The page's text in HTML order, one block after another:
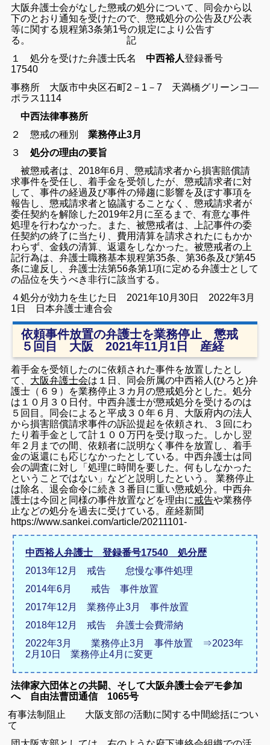
大阪弁護士会がなした懲戒の処分について、同会から以
下のとおり通知を受けたので、懲戒処分の公告及び公表
等に関する規程第3条第1号の規定により公告す
る。 記
１ 処分を受けた弁護士氏名 中西裕人登録番号
17540
事務所 大阪市中央区石町2－1－7 天満橋グリーンコ―
ポラス1114
中西法律事務所
２ 懲戒の種別業務停止3月
３処分の理由の要旨
被懲戒者は、2018年6月、懲戒請求者から損害賠償請
求事件を受任し、着手金を受領したが、懲戒請求者に対
して、事件の経過及び事件の帰趨に影響を及ぼす事項を
報告し、懲戒請求者と協議することなく、懲戒請求者が
委任契約を解除した2019年2月に至るまで、有意な事件
処理を行わなかった。また、被懲戒者は、上記事件の委
任契約の終了に当たり、費用清算を請求されたにもかか
わらず、金銭の清算、返還をしなかった。被懲戒者の上
記行為は、弁護士職務基本規程第35条、第36条及び第45
条に違反し、弁護士法第56条第1項に定める弁護士として
の品位を失うべき非行に該当する。
４処分が効力を生じた日 2021年10月30日 2022年3月
1日 日本弁護士連合会
依頼事件放置の弁護士を業務停止 懲戒
５回目 大阪 2021年11月1日 産経
着手金を受領したのに依頼された事件を放置したとし
て、 大阪弁護士会は１日、同会所属の中西裕人(ひろと)弁
護士（６９）を業務停止３カ月の懲戒処分とした。処分
は１０月３０日付。中西弁護士が懲戒処分を受けるのは
５回目。同会によると平成３０年６月、大阪府内の法人
から損害賠償請求事件の訴訟提起を依頼され、３回にわ
たり着手金として計１００万円を受け取った。しかし翌
年２月までの間、依頼者に説明なく事件を放置し、着手
金の返還にも応じなかったとしている。中西弁護士は同
会の調査に対し「処理に時間を要した。何もしなかった
ということではない」などと説明したという。 業務停止
は除名、退会命令に続き３番目に重い懲戒処分。中西弁
護士は今回と同様の事件放置などを理由に戒告や業務停
止などの処分を過去に受けている。産経新聞
https://www.sankei.com/article/20211101-
中西裕人弁護士 登録番号17540 処分歴
2013年12月 戒告 怠慢な事件処理
2014年6月 戒告 事件放置
2017年12月 業務停止3月 事件放置
2018年12月 戒告 弁護士会費滞納
2022年3月 業務停止3月 事件放置 ⇒2023年
2月10日 業務停止4月に変更
法律家六団体との共闘、そして大阪弁護士会デモ参加
へ 自由法曹団通信 1065号
有事法制阻止 大阪支部の活動に関する中間総括につい
て